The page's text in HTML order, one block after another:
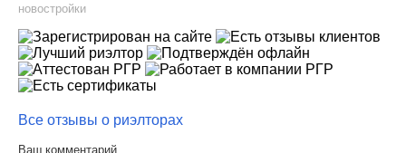
новостройки
Все отзывы о риэлторах
Ваш комментарий